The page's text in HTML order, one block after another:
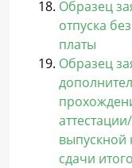
Образец
отпуска
платы
Образец
выпускной
сдачи